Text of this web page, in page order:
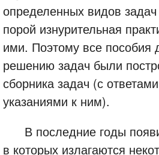
определенных видов задач
порой изнурительная
ими. Поэтому все пособия
решению задач были
сборника задач (с
указаниями к ним).
В последние годы
в которых излагаются